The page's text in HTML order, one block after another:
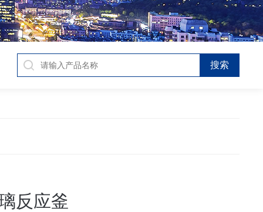
反应釜